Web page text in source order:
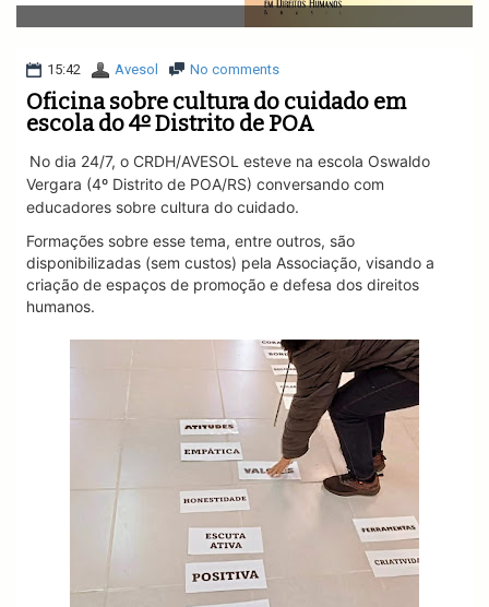
v
i
a
i
o
15:42 Avesol No comments
Oficina sobre cultura do cuidado em
escola do 4º Distrito de POA
No dia 24/7, o CRDH/AVESOL esteve na escola Oswaldo
Vergara (4º Distrito de POA/RS) conversando com
educadores sobre cultura do cuidado.
Formações sobre esse tema, entre outros, são
disponibilizadas (sem custos) pela Associação, visando a
criação de espaços de promoção e defesa dos direitos
humanos.